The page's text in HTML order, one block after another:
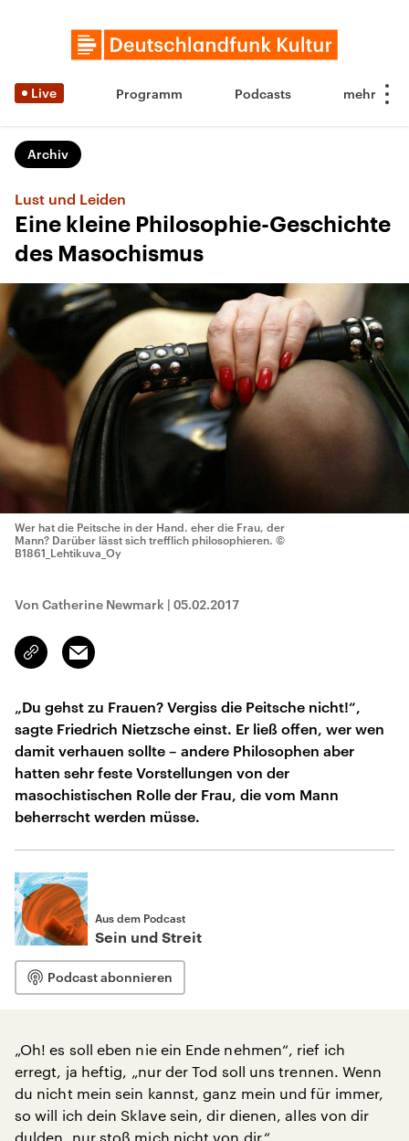
Live Programm Podcasts
Archiv
Lust und Leiden
Eine kleine Philosophie-Geschichte
des Masochismus
Wer hat die Peitsche in der Hand. eher die Frau, der
Mann? Darüber lässt sich trefflich philosophieren. ©
B1861_Lehtikuva_Oy
Von Catherine Newmark | 05.02.2017
Link
kopieren/teilen
Email
„Du gehst zu Frauen? Vergiss die Peitsche nicht!“,
sagte Friedrich Nietzsche einst. Er ließ offen, wer wen
damit verhauen sollte – andere Philosophen aber
hatten sehr feste Vorstellungen von der
masochistischen Rolle der Frau, die vom Mann
beherrscht werden müsse.
Aus dem Podcast
Sein und Streit
Podcast abonnieren
„Oh! es soll eben nie ein Ende nehmen“, rief ich
erregt, ja heftig, „nur der Tod soll uns trennen. Wenn
du nicht mein sein kannst, ganz mein und für immer,
so will ich dein Sklave sein, dir dienen, alles von dir
dulden, nur stoß mich nicht von dir.“